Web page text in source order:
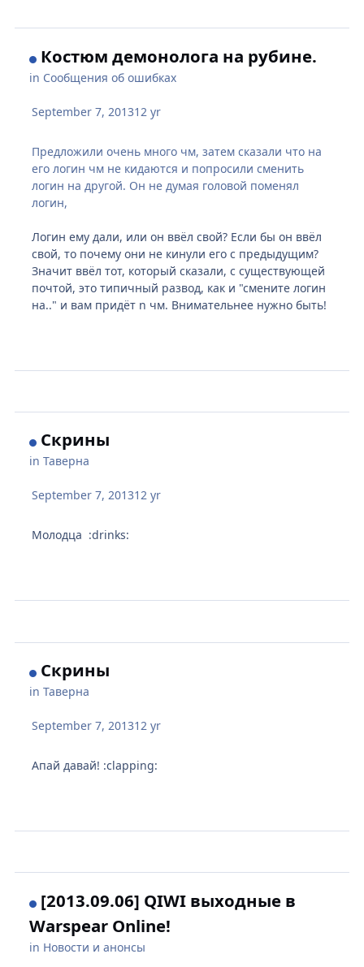
Костюм демонолога на рубине.
in Сообщения об ошибках
September 7, 201312 yr
Предложили очень много чм, затем сказали что на
его логин чм не кидаются и попросили сменить
логин на другой. Он не думая головой поменял
логин,
Логин ему дали, или он ввёл свой? Если бы он ввёл
свой, то почему они не кинули его с предыдущим?
Значит ввёл тот, который сказали, с существующей
почтой, это типичный развод, как и "смените логин
на.." и вам придёт n чм. Внимательнее нужно быть!
Скрины
inТаверна
September 7, 201312 yr
Молодца :drinks:
Скрины
inТаверна
September 7, 201312 yr
Апай давай! :clapping:
[2013.09.06] QIWI выходные в
Warspear Online!
in Новости и анонсы